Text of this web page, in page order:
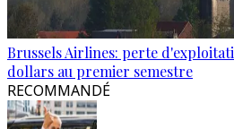
Brussels Airlines: perte
dollars au premier semestre
RECOMMANDÉ